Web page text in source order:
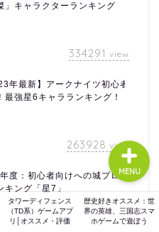
」キャラクターランキング
334291 view
年最新】アークナイツ初心者
最強星6キャラランキング！
263928 view
度：初心者向けへの城プロ最
キング「星7」
タワーディフェンス
（TD系）ゲームアプ
リ│オススメ・評価
歴史好きオススメ：世
界の英雄、三国志スマ
ホゲームで遊ぼう
MENU
ゲーム評価
ガジェット
comic